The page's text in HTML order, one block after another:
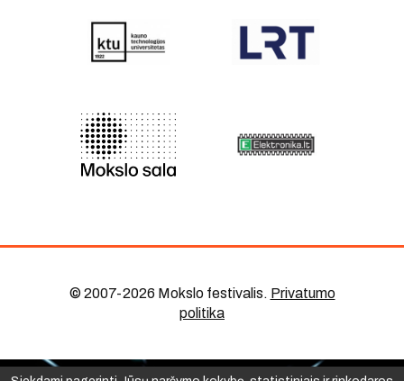
© 2007-2026 Mokslo festivalis. Privatumo
politika